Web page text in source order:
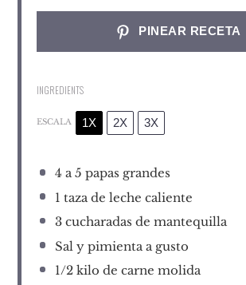
PINEAR RECETA
INGREDIENTS
ESCALA 1X 2X 3X
4 a 5 papas grandes
1 taza de leche caliente
3cucharadas de mantequilla
Sal y pimienta a gusto
1/2kilo de carne molida